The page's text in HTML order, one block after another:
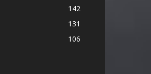
142
131
106